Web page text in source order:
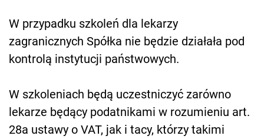
W przypadku szkoleń dla lekarzy
zagranicznych Spółka nie będzie działała pod
kontrolą instytucji państwowych.
W szkoleniach będą uczestniczyć zarówno
lekarze będący podatnikami w rozumieniu art.
28a ustawy o VAT, jak i tacy, którzy takimi